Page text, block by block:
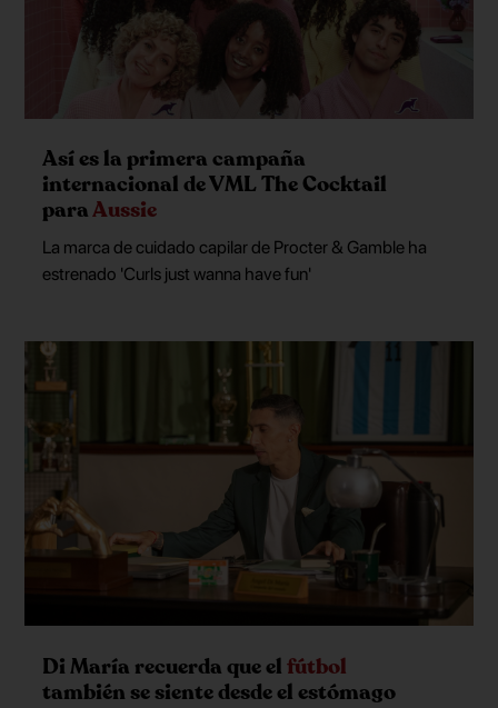
Así es la primera campaña
internacional de VML The Cocktail
paraAussie
La marca de cuidado capilar de Procter & Gamble ha
estrenado 'Curls just wanna have fun'
Di María recuerda que elfútbol
también se siente desde el estómago